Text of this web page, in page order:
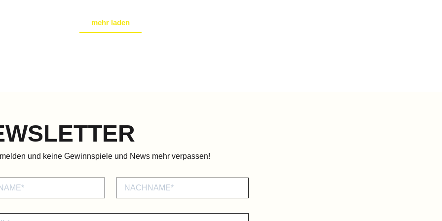
mehr laden
und keine Gewinnspiele und News mehr verpassen!